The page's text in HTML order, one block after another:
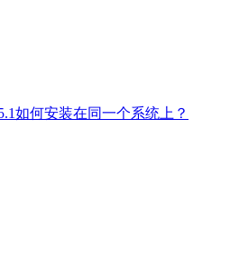
如何安装在同一个系统上？